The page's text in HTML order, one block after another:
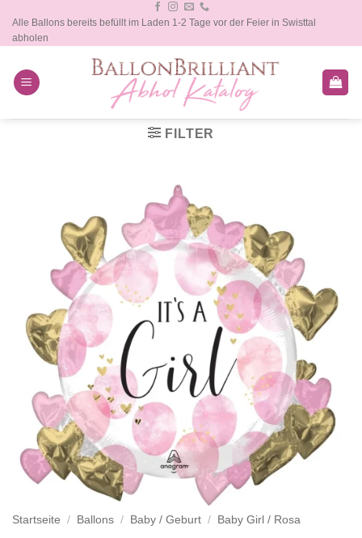
Inhalt
springen
Alle Ballons bereits befüllt im Laden 1-2 Tage vor der Feier in Swisttal
abholen
FILTER
Startseite / Ballons / Baby / Geburt / Baby Girl / Rosa